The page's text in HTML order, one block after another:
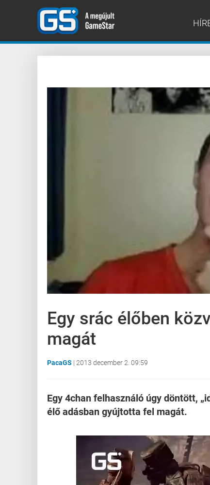
Egy srác élőben
magát
PacaGS | 2013 december 2. 09:59
Egy 4chan felhasználó úgy döntött,
élő adásban gyújtotta fel magát.